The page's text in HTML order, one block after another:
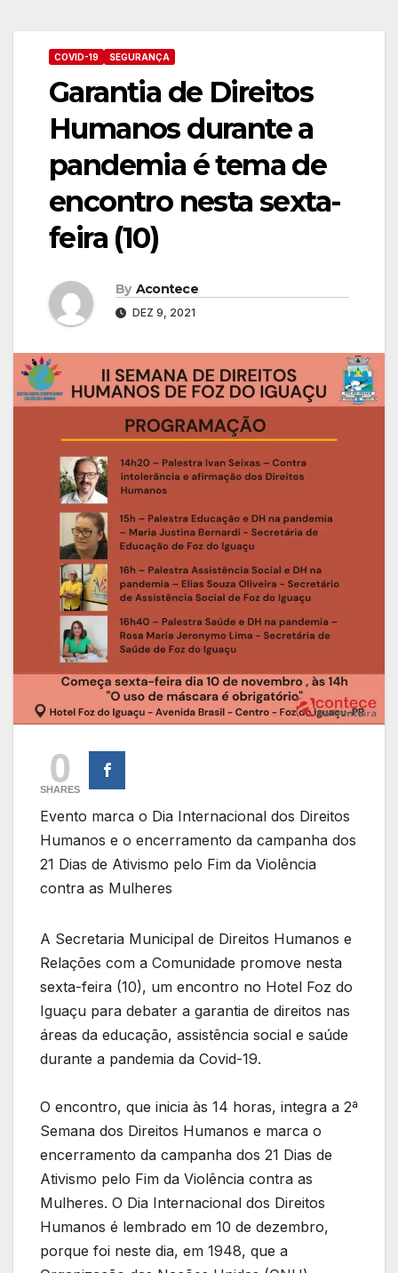
COVID-19 SEGURANÇA
Garantia de Direitos
Humanos durante a
pandemia é tema de
encontro nesta sexta-
feira (10)
By Acontece
DEZ 9, 2021
0
SHARES
Evento marca o Dia Internacional dos Direitos
Humanos e o encerramento da campanha dos
21 Dias de Ativismo pelo Fim da Violência
contra as Mulheres
A Secretaria Municipal de Direitos Humanos e
Relações com a Comunidade promove nesta
sexta-feira (10), um encontro no Hotel Foz do
Iguaçu para debater a garantia de direitos nas
áreas da educação, assistência social e saúde
durante a pandemia da Covid-19.
O encontro, que inicia às 14 horas, integra a 2ª
Semana dos Direitos Humanos e marca o
encerramento da campanha dos 21 Dias de
Ativismo pelo Fim da Violência contra as
Mulheres. O Dia Internacional dos Direitos
Humanos é lembrado em 10 de dezembro,
porque foi neste dia, em 1948, que a